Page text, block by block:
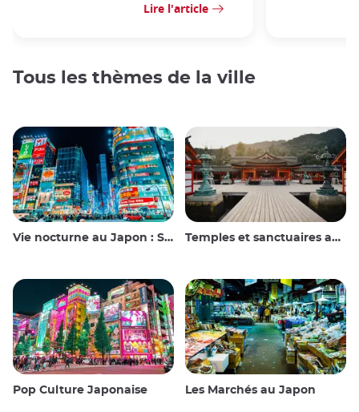
Lire l'article
Tous les thèmes de la ville
Vie nocturne au Japon : Sortir, voir et boire Temples et sanctuaires au Japon
Pop Culture Japonaise Les Marchés au Japon